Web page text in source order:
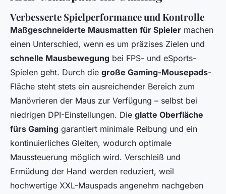
Verbesserte Spielperformance und Kontrolle
Maßgeschneiderte Mausmatten für Spieler machen
einen Unterschied, wenn es um präzises Zielen und
schnelle Mausbewegung bei FPS- und eSports-
Spielen geht. Durch die große Gaming-Mousepads-
Fläche steht stets ein ausreichender Bereich zum
Manövrieren der Maus zur Verfügung – selbst bei
niedrigen DPI-Einstellungen. Die glatte Oberfläche
fürs Gaming garantiert minimale Reibung und ein
kontinuierliches Gleiten, wodurch optimale
Maussteuerung möglich wird. Verschleiß und
Ermüdung der Hand werden reduziert, weil
hochwertige XXL-Mauspads angenehm nachgeben